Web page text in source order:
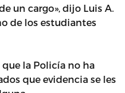
un cargo», dijo Luis A.
de los estudiantes
la Policía no ha
que evidencia se les